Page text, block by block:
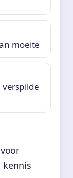
moeite
verspilde
kennis